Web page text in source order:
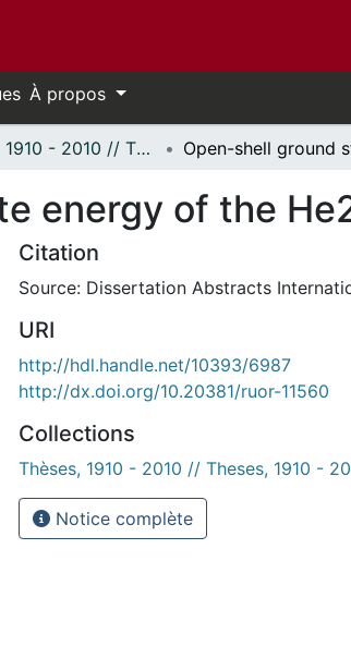
À propos
Thèses, 1910 - 2010 // Theses, 1910 - 2010
energy of the
Citation
Source: Dissertation Abstracts
URI
http://hdl.handle.net/10393/6987
http://dx.doi.org/10.20381/ruor-11560
Collections
Thèses, 1910 - 2010 // Theses, 1910 -
Notice complète